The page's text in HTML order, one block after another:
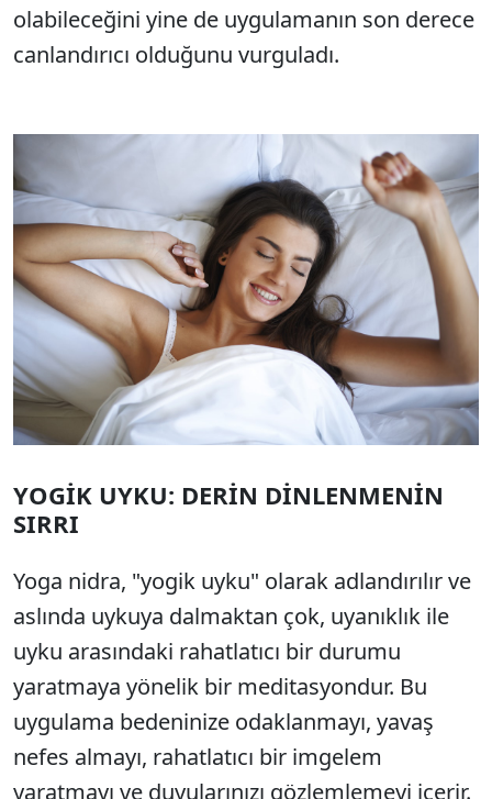
olabileceğini yine de uygulamanın son derece
canlandırıcı olduğunu vurguladı.
YOGİK UYKU: DERİN DİNLENMENİN
SIRRI
Yoga nidra, "yogik uyku" olarak adlandırılır ve
aslında uykuya dalmaktan çok, uyanıklık ile
uyku arasındaki rahatlatıcı bir durumu
yaratmaya yönelik bir meditasyondur. Bu
uygulama bedeninize odaklanmayı, yavaş
nefes almayı, rahatlatıcı bir imgelem
yaratmayı ve duyularınızı gözlemlemeyi içerir.